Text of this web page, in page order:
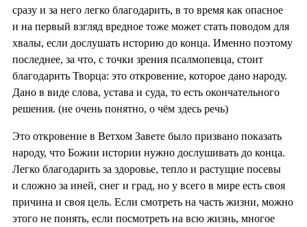
сразу и за него легко благодарить, в то время как опасное
и на первый взгляд вредное тоже может стать поводом для
хвалы, если дослушать историю до конца. Именно поэтому
последнее, за что, с точки зрения псалмопевца, стоит
благодарить Творца: это откровение, которое дано народу.
Дано в виде слова, устава и суда, то есть окончательного
решения. (не очень понятно, о чём здесь речь)
Это откровение в Ветхом Завете было призвано показать
народу, что Божии истории нужно дослушивать до конца.
Легко благодарить за здоровье, тепло и растущие посевы
и сложно за иней, снег и град, но у всего в мире есть своя
причина и своя цель. Если смотреть на часть жизни, можно
этого не понять, если посмотреть на всю жизнь, многое